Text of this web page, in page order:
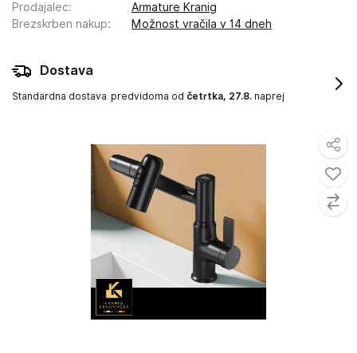
Prodajalec:
Armature Kranig
Brezskrben nakup: Možnost vračila v 14 dneh
Dostava
Standardna dostava predvidoma od četrtka, 27.8. naprej